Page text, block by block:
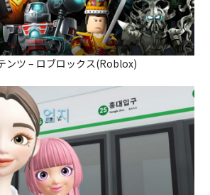
ンツ – ロブロックス(Roblox)